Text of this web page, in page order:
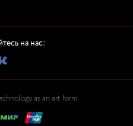
на нас:
as an art form